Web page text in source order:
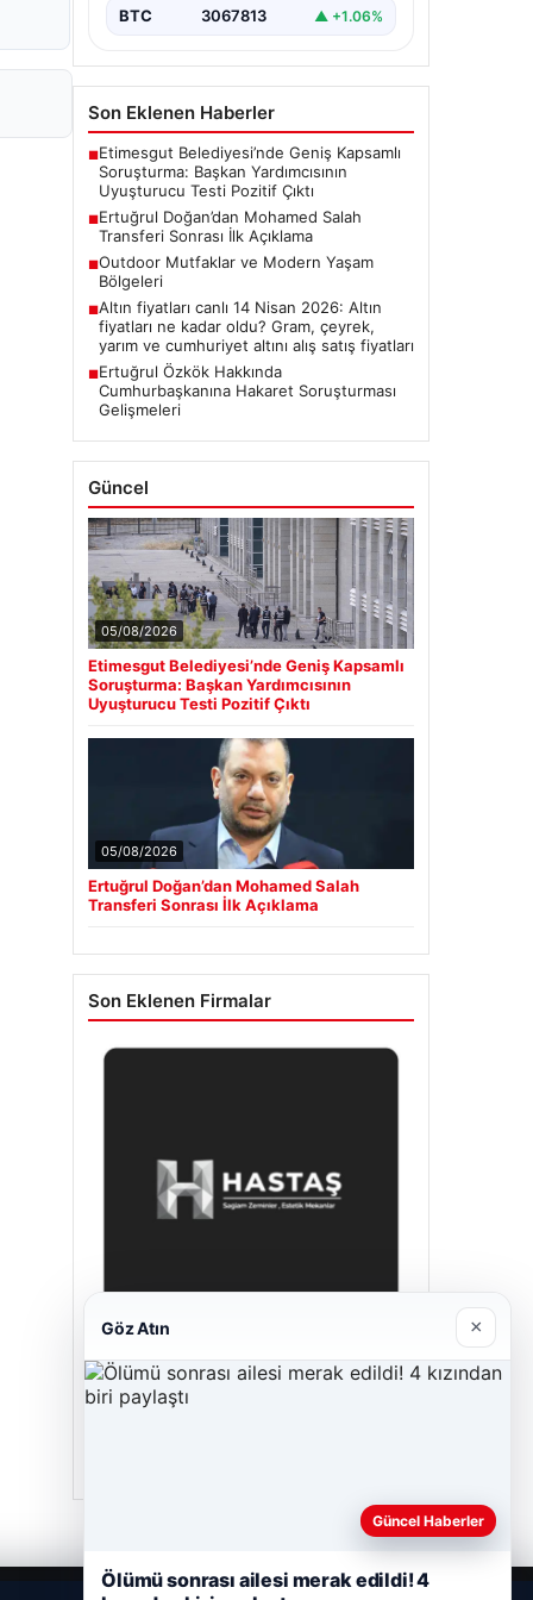
BTC 3067813 ▲ +1.06%
Son Eklenen Haberler
■Etimesgut Belediyesi’nde Geniş Kapsamlı
Soruşturma: Başkan Yardımcısının
Uyuşturucu Testi Pozitif Çıktı
■Ertuğrul Doğan’dan Mohamed Salah
Transferi Sonrası İlk Açıklama
■Outdoor Mutfaklar ve Modern Yaşam
Bölgeleri
■Altın fiyatları canlı 14 Nisan 2026: Altın
fiyatları ne kadar oldu? Gram, çeyrek,
yarım ve cumhuriyet altını alış satış fiyatları
■Ertuğrul Özkök Hakkında
Cumhurbaşkanına Hakaret Soruşturması
Gelişmeleri
Güncel
05/08/2026
Etimesgut Belediyesi’nde Geniş Kapsamlı
Soruşturma: Başkan Yardımcısının
Uyuşturucu Testi Pozitif Çıktı
05/08/2026
Ertuğrul Doğan’dan Mohamed Salah
Transferi Sonrası İlk Açıklama
Son Eklenen Firmalar
Hastaş Beton
26/05/2026
Göz Atın ×
Güncel Haberler
Ölümü sonrası ailesi merak edildi! 4